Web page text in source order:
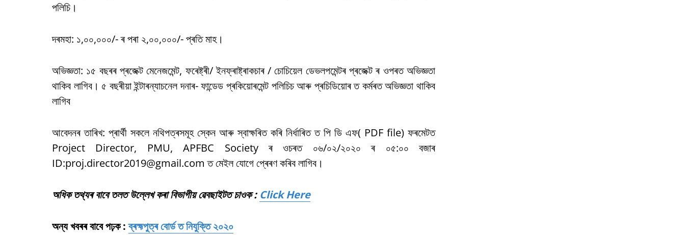
পলিচি।
দৰমহা: ১,০০,০০০/- ৰ পৰা ২,০০,০০০/- প্ৰতি মাহ।
অভিজ্ঞতা: ১৫ বছৰৰ প্ৰজেক্ট মেনেজমেন্ট, ফৰেষ্ট্ৰী/ ইনফ্ৰাষ্ট্ৰাকচাৰ / চোচিয়েল ডেভলপমেন্টৰ প্ৰজেক্ট ৰ ওপৰত অভিজ্ঞতা
থাকিব লাগিব। ৫ বছৰীয়া ইন্টাৰন্যাচনেল দনাৰ- ফান্ডেড প্ৰকিয়োৰমেন্ট পলিচিচ আৰু প্ৰচিডিয়োৰ ত কৰ্মৰত অভিজ্ঞতা থাকিব
লাগিব
আবেদনৰ তাৰিখ: প্ৰাৰ্থী সকলে নথিপত্ৰসমূহ স্কেন আৰু স্বাক্ষৰিত কৰি নিৰ্ধাৰিত ত পি ডি এফ( PDF file) ফৰমেটত
Project Director, PMU, APFBC Society ৰ ওচৰত ০৬/০২/২০২০ ৰ ০৫:০০ বজাৰ
ID:proj.director2019@gmail.com ত মেইল যোগে প্ৰেৰণ কৰিব লাগিব।
অধিক তথ্যৰ বাবে তলত উল্লেখ কৰা বিভাগীয় ৱেবছাইটত চাওক : Click Here
অন্য খবৰৰ বাবে পঢ়ক :ব্ৰহ্মপুত্ৰ বোৰ্ড ত নিযুক্তি ২০২০